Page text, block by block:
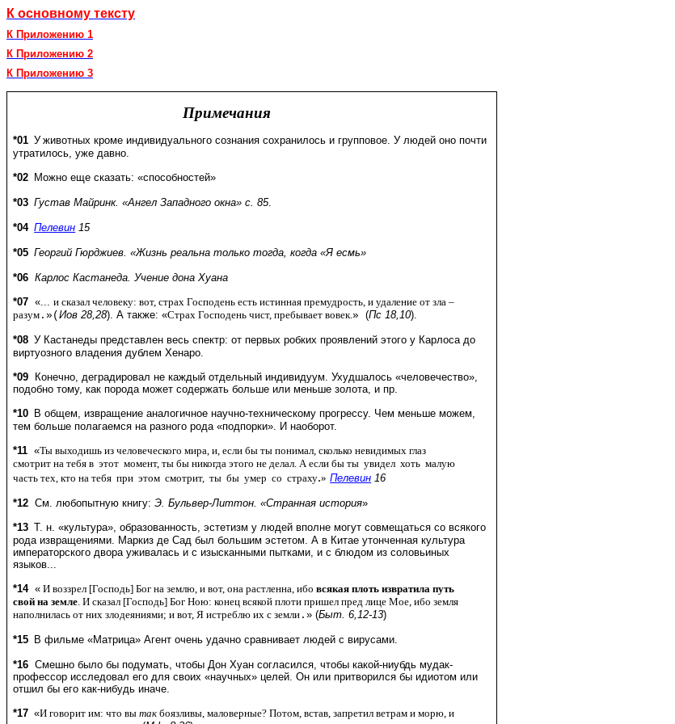
К основному тексту
К Приложению 1
К Приложению 2
К Приложению 3
Примечания
*01 У животных кроме индивидуального сознания сохранилось и групповое. У людей оно почти
утратилось, уже давно.
*02 Можно еще сказать: «способностей»
*03 Густав Майринк. «Ангел Западного окна» с. 85.
*04 Пелевин 15
*05 Георгий Гюрджиев. «Жизнь реальна только тогда, когда «Я есмь»
*06 Карлос Кастанеда. Учение дона Хуана
*07 «... и сказал человеку: вот, страх Господень есть истинная премудрость, и удаление от зла –
разум .»(Иов 28,28). А также: «Страх Господень чист, пребывает вовек.» (Пс 18,10).
*08 У Кастанеды представлен весь спектр: от первых робких проявлений этого у Карлоса до
виртуозного владения дублем Хенаро.
*09 Конечно, деградировал не каждый отдельный индивидуум. Ухудшалось «человечество»,
подобно тому, как порода может содержать больше или меньше золота, и пр.
*10 В общем, извращение аналогичное научно-техническому прогрессу. Чем меньше можем,
тем больше полагаемся на разного рода «подпорки». И наоборот.
*11
  «
Ты выходишь из человеческого мира, и, если бы ты понимал, сколько невидимых глаз
смотрит на тебя в  этот  момент, ты бы никогда этого не делал. А если бы ты  увидел  хоть  малую
часть тех, кто на тебя  при  этом  смотрит,  ты  бы  умер  со  страху.» Пелевин 16
*12 См. любопытную книгу:Э. Бульвер-Литтон. «Странная история»
*13 Т. н. «культура», образованность, эстетизм у людей вполне могут совмещаться со всякого
рода извращениями. Маркиз де Сад был большим эстетом. А в Китае утонченная культура
императорского двора уживалась и с изысканными пытками, и с блюдом из соловьиных
языков...
*14
  «
И воззрел [Господь] Бог на землю, и вот, она растленна, ибо всякая плоть извратила путь
свой на земле. И сказал [Господь] Бог Ною: конец всякой плоти пришел пред лице Мое, ибо земля
наполнилась от них злодеяниями; и вот, Я истреблю их с земли .» (Быт. 6,12-13)
*15 В фильме «Матрица» Агент очень удачно сравнивает людей с вирусами.
*16 Смешно было бы подумать, чтобы Дон Хуан согласился, чтобы какой-ниубдь мудак-
профессор исследовал его для своих «научных» целей. Он или притворился бы идиотом или
отшил бы его как-нибудь иначе.
*17 «И говорит им: что вытак боязливы, маловерные? Потом, встав, запретил ветрам и морю, и